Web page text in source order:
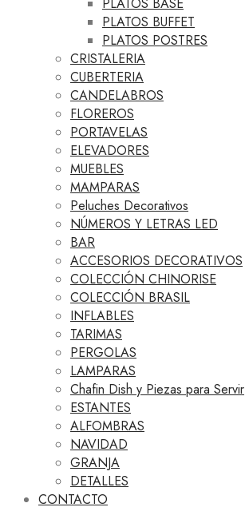
PLATOS BUFFET
PLATOS POSTRES
CRISTALERIA
CUBERTERIA
CANDELABROS
FLOREROS
PORTAVELAS
ELEVADORES
MUEBLES
MAMPARAS
Peluches Decorativos
NÚMEROS Y LETRAS LED
BAR
ACCESORIOS DECORATIVOS
COLECCIÓN CHINORISE
COLECCIÓN BRASIL
INFLABLES
TARIMAS
PERGOLAS
LAMPARAS
Chafin Dish y Piezas para Servir
ESTANTES
ALFOMBRAS
NAVIDAD
GRANJA
DETALLES
CONTACTO